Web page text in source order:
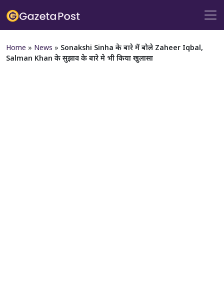
Home » News » Sonakshi Sinha के बारे में बोले Zaheer Iqbal,
Salman Khan के सुझाव के बारे मे भी किया खुलासा